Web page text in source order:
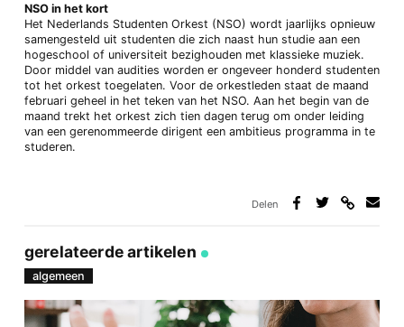
NSO in het kort
Het Nederlands Studenten Orkest (NSO) wordt jaarlijks opnieuw
samengesteld uit studenten die zich naast hun studie aan een
hogeschool of universiteit bezighouden met klassieke muziek.
Door middel van audities worden er ongeveer honderd studenten
tot het orkest toegelaten. Voor de orkestleden staat de maand
februari geheel in het teken van het NSO. Aan het begin van de
maand trekt het orkest zich tien dagen terug om onder leiding
van een gerenommeerde dirigent een ambitieus programma in te
studeren.
Delen
gerelateerde artikelen
algemeen